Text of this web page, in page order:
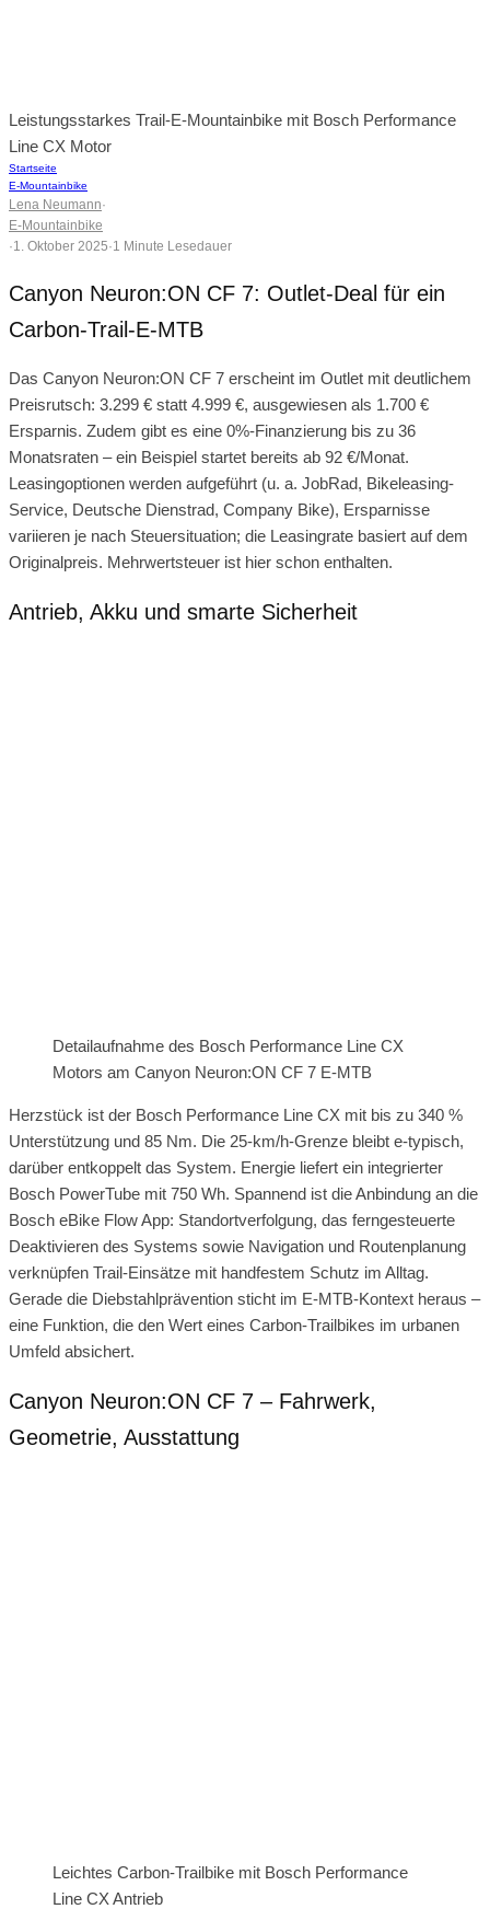
Leistungsstarkes Trail-E-Mountainbike mit Bosch Performance
Line CX Motor
Startseite
E-Mountainbike
Lena Neumann·
E-Mountainbike
·1. Oktober 2025·1 Minute Lesedauer
Canyon Neuron:ON CF 7: Outlet-Deal für ein
Carbon-Trail-E-MTB
Das Canyon Neuron:ON CF 7 erscheint im Outlet mit deutlichem
Preisrutsch: 3.299 € statt 4.999 €, ausgewiesen als 1.700 €
Ersparnis. Zudem gibt es eine 0%-Finanzierung bis zu 36
Monatsraten – ein Beispiel startet bereits ab 92 €/Monat.
Leasingoptionen werden aufgeführt (u. a. JobRad, Bikeleasing-
Service, Deutsche Dienstrad, Company Bike), Ersparnisse
variieren je nach Steuersituation; die Leasingrate basiert auf dem
Originalpreis. Mehrwertsteuer ist hier schon enthalten.
Antrieb, Akku und smarte Sicherheit
Detailaufnahme des Bosch Performance Line CX
Motors am Canyon Neuron:ON CF 7 E-MTB
Herzstück ist der Bosch Performance Line CX mit bis zu 340 %
Unterstützung und 85 Nm. Die 25‑km/h-Grenze bleibt e‑typisch,
darüber entkoppelt das System. Energie liefert ein integrierter
Bosch PowerTube mit 750 Wh. Spannend ist die Anbindung an die
Bosch eBike Flow App: Standortverfolgung, das ferngesteuerte
Deaktivieren des Systems sowie Navigation und Routenplanung
verknüpfen Trail-Einsätze mit handfestem Schutz im Alltag.
Gerade die Diebstahlprävention sticht im E‑MTB-Kontext heraus –
eine Funktion, die den Wert eines Carbon-Trailbikes im urbanen
Umfeld absichert.
Canyon Neuron:ON CF 7 – Fahrwerk,
Geometrie, Ausstattung
Leichtes Carbon-Trailbike mit Bosch Performance
Line CX Antrieb